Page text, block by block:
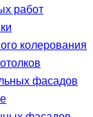
работ
колерования
фасадов